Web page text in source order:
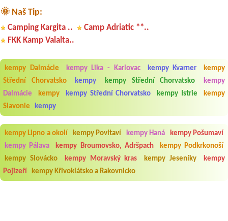
🌞 Naš Tip:
Camping Kargita ..
Camp Adriatic **..
FKK Kamp Valalta..
kempy Dalmácie kempy Lika - Karlovac kempy Kvarner
kempy
Střední Chorvatsko
kempy kempy Střední Chorvatsko
kempy
Dalmácie
kempy kempy Střední Chorvatsko kempy Istrie
kempy
Slavonie
kempy
kempy Lipno a okolí kempy Povltaví kempy Haná
kempy Pošumaví
kempy Pálava
kempy Broumovsko, Adršpach
kempy Podkrkonoší
kempy Slovácko
kempy Moravský kras kempy Jeseníky
kempy
Pojizeří
kempy Křivoklátsko a Rakovnicko